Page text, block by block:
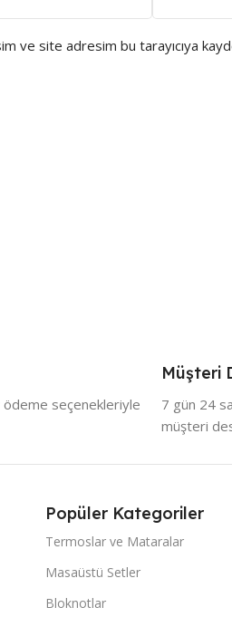
ve site adresim bu tarayıcıya
seçenekleriyle
Müşteri
7 gün 24
müşteri
Popüler Kategoriler
Termoslar ve Mataralar
Masaüstü Setler
Bloknotlar